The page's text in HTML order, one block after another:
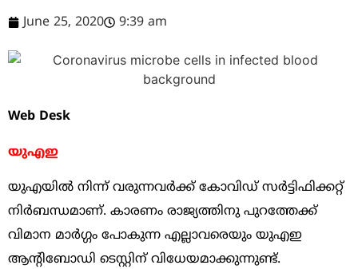
June 25, 2020 9:39 am
Web Desk
യുഎഇ
യുഎയില്‍ നിന്ന് വരുന്നവര്‍ക്ക് കോവിഡ് സര്‍ട്ടിഫിക്കറ്റ്
നിര്‍ബന്ധമാണ്. കാരണം രാജ്യത്തിനു പുറത്തേക്ക്
വിമാന മാര്‍ഗ്ഗം പോകുന്ന എല്ലാവരെയും യുഎഇ
ആന്റിബോഡി ടെസ്റ്റിന് വിധേയമാക്കുന്നുണ്ട്.